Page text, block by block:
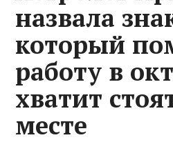
назвала
который
работу в
хватит
месте